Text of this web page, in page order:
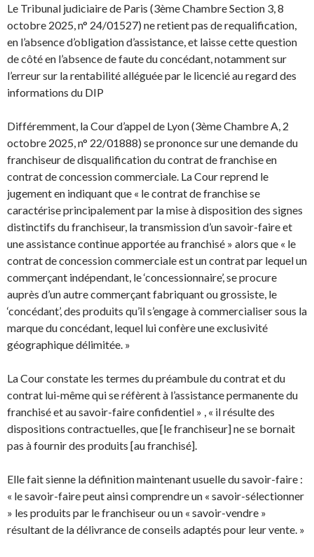
Le Tribunal judiciaire de Paris (3ème Chambre Section 3, 8
octobre 2025, n° 24/01527) ne retient pas de requalification,
en l’absence d’obligation d’assistance, et laisse cette question
de côté en l’absence de faute du concédant, notamment sur
l’erreur sur la rentabilité alléguée par le licencié au regard des
informations du DIP
Différemment, la Cour d’appel de Lyon (3ème Chambre A, 2
octobre 2025, n° 22/01888) se prononce sur une demande du
franchiseur de disqualification du contrat de franchise en
contrat de concession commerciale. La Cour reprend le
jugement en indiquant que « le contrat de franchise se
caractérise principalement par la mise à disposition des signes
distinctifs du franchiseur, la transmission d’un savoir-faire et
une assistance continue apportée au franchisé » alors que « le
contrat de concession commerciale est un contrat par lequel un
commerçant indépendant, le ‘concessionnaire’, se procure
auprès d’un autre commerçant fabriquant ou grossiste, le
‘concédant’, des produits qu’il s’engage à commercialiser sous la
marque du concédant, lequel lui confère une exclusivité
géographique délimitée. »
La Cour constate les termes du préambule du contrat et du
contrat lui-même qui se réfèrent à l’assistance permanente du
franchisé et au savoir-faire confidentiel » , « il résulte des
dispositions contractuelles, que [le franchiseur] ne se bornait
pas à fournir des produits [au franchisé].
Elle fait sienne la définition maintenant usuelle du savoir-faire :
« le savoir-faire peut ainsi comprendre un « savoir-sélectionner
» les produits par le franchiseur ou un « savoir-vendre »
résultant de la délivrance de conseils adaptés pour leur vente. »